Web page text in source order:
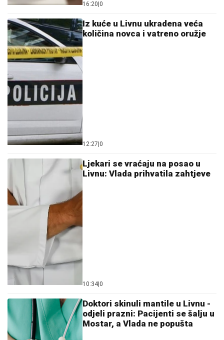
16:20 0
Iz kuće u Livnu ukradena veća
količina novca i vatreno oružje
12:27 0
Ljekari se vraćaju na posao u
Livnu: Vlada prihvatila zahtjeve
10:34 0
Doktori skinuli mantile u Livnu -
odjeli prazni: Pacijenti se šalju u
Mostar, a Vlada ne popušta